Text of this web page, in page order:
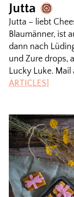
Jutta
Jutta – liebt
Blaumänner, ist
dann nach
und Zure drops,
Lucky Luke. Mail
ARTICLES]